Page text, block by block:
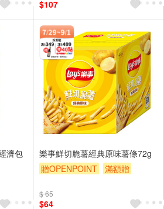
$107
濟包
樂事鮮切脆薯經典原味薯條72g
贈OPENPOINT
滿額贈
$ 65
$64